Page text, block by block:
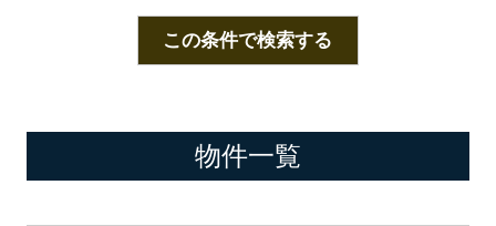
この条件で検索する
物件一覧